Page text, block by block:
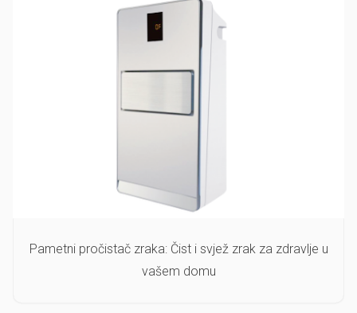
Pametni pročistač zraka: Čist i svjež zrak za zdravlje u
vašem domu